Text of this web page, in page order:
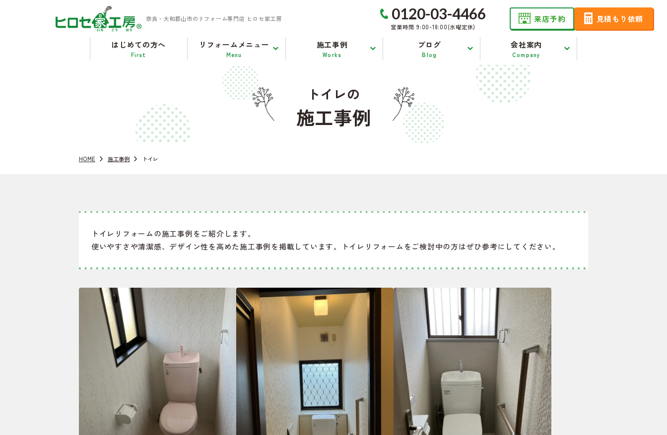
奈良・大和郡山市のリフォーム専門店 ヒロセ家工房 0120-03-4466
営業時間 9:00-18:00(水曜定休)
来店予約 見積もり依頼
はじめての方へ
First
リフォームメニュー
Menu
施工事例
Works
ブログ
Blog
会社案内
Company
トイレの
施工事例
HOME 施工事例 トイレ
トイレリフォームの施工事例をご紹介します。
使いやすさや清潔感、デザイン性を高めた施工事例を掲載しています。トイレリフォームをご検討中の方はぜひ参考にしてください。